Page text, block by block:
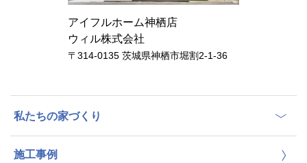
アイフルホーム神栖店
ウィル株式会社
〒314-0135 茨城県神栖市堀割2-1-36
私たちの家づくり
施工事例